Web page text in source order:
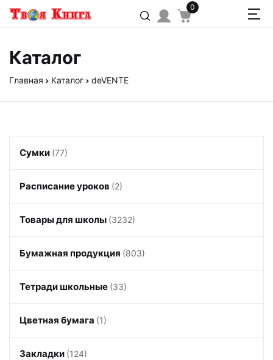
0
Каталог
Главная Каталог deVENTE
Сумки (77)
Расписание уроков (2)
Товары для школы (3232)
Бумажная продукция (803)
Тетради школьные (33)
Цветная бумага (1)
Закладки (124)